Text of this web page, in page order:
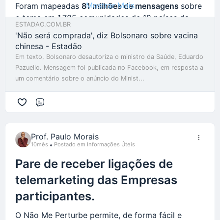
Foram mapeadas 81 milhões de mensagens sobre
o tema em 1.785 comunidades de 18 países da
América Latina e do Caribe entre 2016 e 2025.
Isso demonstra não só que a desinformação sobre
vacinas não desapareceu com o fim da pandemia,
como seinstitucionalizou como discurso
funcionou como
sedimentação ideológica
queda na cobertura vacinal no País.
Os pesquisadores destacaram que as taxas no
Brasil regrediram de 97% em 2015 para 75% em
2020.A cobertura do ano de 2022 pode ser
equiparada à de 1987, ou seja, 35 anos atrás.
Brasil é o epicentro da desinformação
Mostrar Mais
ESTADAO.COM.BR
'Não será comprada', diz Bolsonaro sobre vacina
chinesa - Estadão
Em texto, Bolsonaro desautoriza o ministro da Saúde, Eduardo
Pazuello. Mensagem foi publicada no Facebook, em resposta a
um comentário sobre o anúncio do Minist...
Prof. Paulo Morais
10mês Postado em Informações Úteis
Pare de receber ligações de
telemarketing das Empresas
participantes.
O Não Me Perturbe permite, de forma fácil e